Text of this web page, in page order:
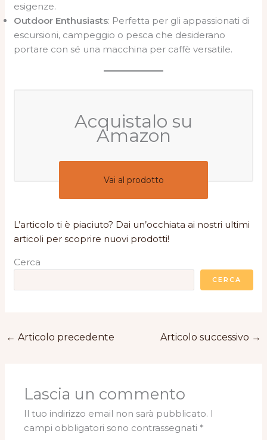
esigenze.
Outdoor Enthusiasts: Perfetta per gli appassionati di
escursioni, campeggio o pesca che desiderano
portare con sé una macchina per caffè versatile.
Acquistalo su
Amazon
Vai al prodotto
L’articolo ti è piaciuto? Dai un’occhiata ai nostri ultimi
articoli per scoprire nuovi prodotti!
Cerca
CERCA
← Articolo precedente Articolo successivo →
Lascia un commento
Il tuo indirizzo email non sarà pubblicato. I
campi obbligatori sono contrassegnati *